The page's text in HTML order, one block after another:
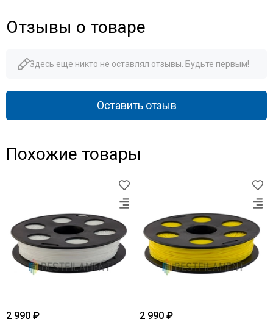
Отзывы о товаре
Здесь еще никто не оставлял отзывы. Будьте первым!
Оставить отзыв
Похожие товары
2 990 ₽ 2 990 ₽